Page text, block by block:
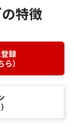
特徴
録
）